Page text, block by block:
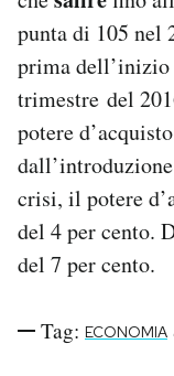
punta di 105 nel
prima
trimestre del
potere
crisi, il potere
del 4 per cento.
del 7 per cento.
Tag: ECONOMIA